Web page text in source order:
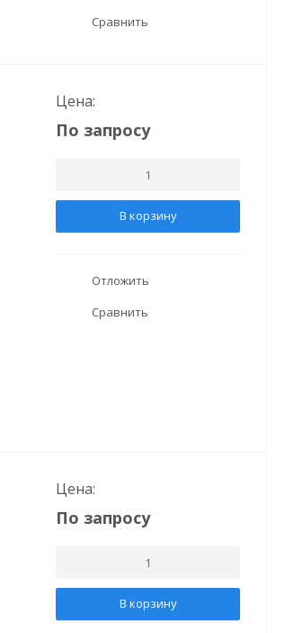
Сравнить
Цена:
По запросу
В корзину
Отложить
Сравнить
Цена:
По запросу
В корзину